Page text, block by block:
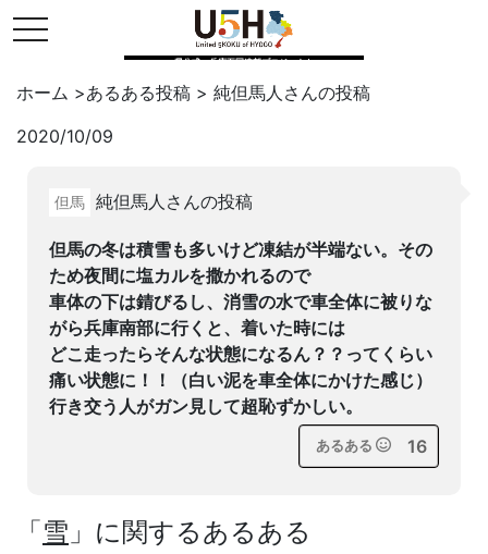
toggle navigation
県公式・兵庫五国連邦プロジェクト
ホーム >あるある投稿 > 純但馬人 さんの投稿
2020/10/09
但馬 純但馬人さんの投稿
但馬の冬は積雪も多いけど凍結が半端ない。その
ため夜間に塩カルを撒かれるので
車体の下は錆びるし、消雪の水で車全体に被りな
がら兵庫南部に行くと、着いた時には
どこ走ったらそんな状態になるん？？ってくらい
痛い状態に！！（白い泥を車全体にかけた感じ）
行き交う人がガン見して超恥ずかしい。
あるある 16
Twitter
はてブ
「雪 」に関するあるある